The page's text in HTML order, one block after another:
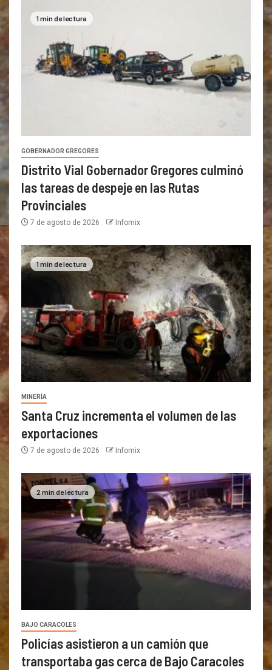
1 min de lectura
GOBERNADOR GREGORES
Distrito Vial Gobernador Gregores culminó
las tareas de despeje en las Rutas
Provinciales
7 de agosto de 2026 Infomix
1 min de lectura
MINERÍA
Santa Cruz incrementa el volumen de las
exportaciones
7 de agosto de 2026 Infomix
2 min de lectura
BAJO CARACOLES
Policías asistieron a un camión que
transportaba gas cerca de Bajo Caracoles